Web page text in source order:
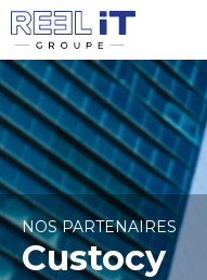
NOS PARTENAIRES
Custocy